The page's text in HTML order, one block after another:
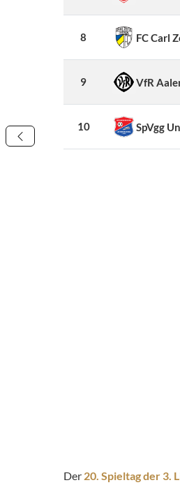
8 FC Carl
9 VfR
10 SpVgg
Der 20. Spieltag der 3.